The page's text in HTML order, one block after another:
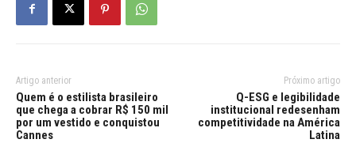
Artigo anterior
Quem é o estilista brasileiro
que chega a cobrar R$ 150 mil
por um vestido e conquistou
Cannes
Próximo artigo
Q-ESG e legibilidade
institucional redesenham
competitividade na América
Latina